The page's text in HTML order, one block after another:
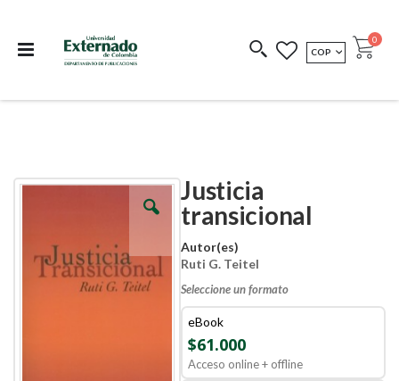
COEDICIONES REDIMIR CÓDIGO
MONEDA
COP Cart
0
Justicia
transicional
Autor(es)
Ruti G. Teitel
Seleccione un formato
eBook
$61.000
Acceso online + offline
Skip
images
Skip
images